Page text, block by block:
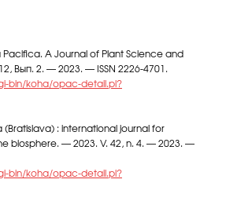
A Journal of Plant Science and
Вып. 2. — 2023. — ISSN 2226-4701.
bin/koha/opac-detail.pl?
: international journal for
biosphere. — 2023. V. 42, n. 4. — 2023. —
bin/koha/opac-detail.pl?